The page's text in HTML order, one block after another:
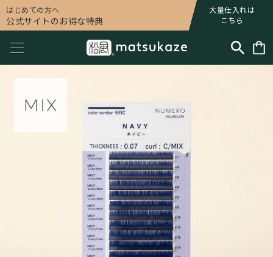
はじめての方へ
公式サイトのお得な特典
大量仕入れは
こちら